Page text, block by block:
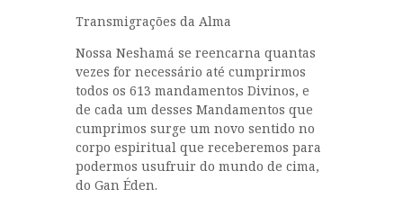
Transmigrações da Alma
Nossa Neshamá se reencarna quantas
vezes for necessário até cumprirmos
todos os 613 mandamentos Divinos, e
de cada um desses Mandamentos que
cumprimos surge um novo sentido no
corpo espiritual que receberemos para
podermos usufruir do mundo de cima,
do Gan Éden.